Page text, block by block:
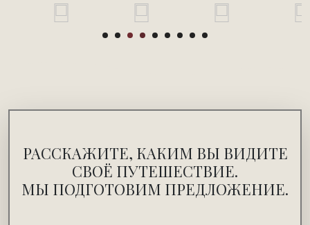
РАССКАЖИТЕ, КАКИМ ВЫ ВИДИТЕ
СВОЁ ПУТЕШЕСТВИЕ.
МЫ ПОДГОТОВИМ ПРЕДЛОЖЕНИЕ.